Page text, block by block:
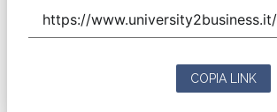
COPIA LINK